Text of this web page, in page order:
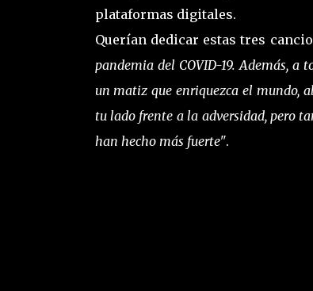
plataformas digitales.
Querían dedicar estas tres
pandemia del COVID-19. Además,
un matiz que enriquezca el mundo,
tu lado frente a la adversidad, pero
han hecho más fuerte".